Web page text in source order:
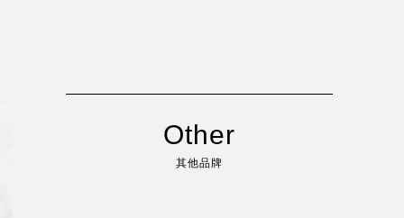
Other
其他品牌